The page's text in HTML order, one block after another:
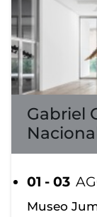
Gabriel
01 - 03
Museo